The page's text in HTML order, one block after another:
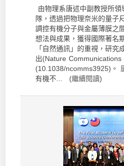
由物理系唐述中副教授所領
隊，透過把物理奈米的量子
調控有機分子與金屬薄膜之
想法與成果，獲得國際著名
「自然通訊」的重視，研究
出(Nature
(10.1038/ncomms3925)。
有機不... (繼續閱讀)